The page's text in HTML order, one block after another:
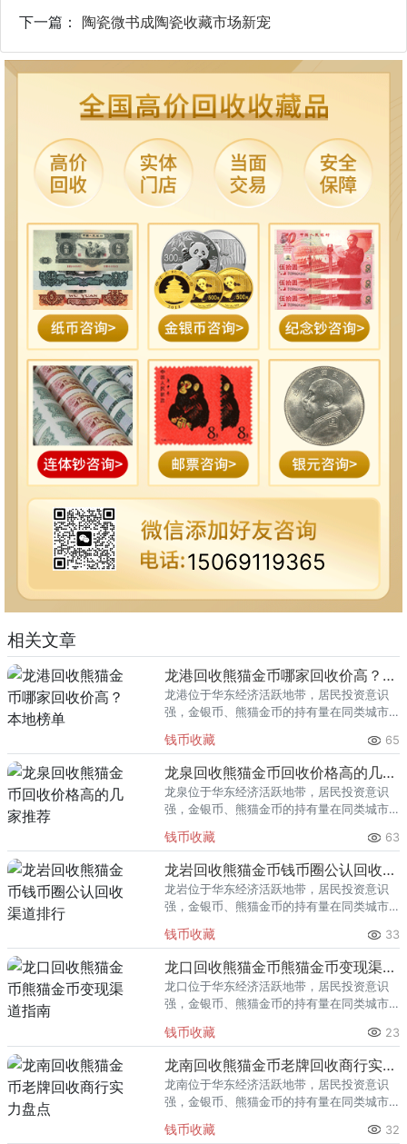
下一篇： 陶瓷微书成陶瓷收藏市场新宠
15069119365
相关文章
龙港回收熊猫金币哪家回收价高？本地榜单
龙港位于华东经济活跃地带，居民投资意识
强，金银币、熊猫金币的持有量在同类城市
熊猫金币的需求就明显升温，但鱼龙混杂的
回收渠道里，能精准识别版别溢
钱币收藏 65
龙泉回收熊猫金币回收价格高的几家推荐
龙泉位于华东经济活跃地带，居民投资意识
强，金银币、熊猫金币的持有量在同类城市
熊猫金币的需求就明显升温，但鱼龙混杂的
回收渠道里，能精准识别版别溢
钱币收藏 63
龙岩回收熊猫金币钱币圈公认回收渠道排行
龙岩位于华东经济活跃地带，居民投资意识
强，金银币、熊猫金币的持有量在同类城市
熊猫金币的需求就明显升温，但鱼龙混杂的
回收渠道里，能精准识别版别溢
钱币收藏 33
龙口回收熊猫金币熊猫金币变现渠道指南
龙口位于华东经济活跃地带，居民投资意识
强，金银币、熊猫金币的持有量在同类城市
熊猫金币的需求就明显升温，但鱼龙混杂的
回收渠道里，能精准识别版别溢
钱币收藏 23
龙南回收熊猫金币老牌回收商行实力盘点
龙南位于华东经济活跃地带，居民投资意识
强，金银币、熊猫金币的持有量在同类城市
熊猫金币的需求就明显升温，但鱼龙混杂的
钱币收藏 32